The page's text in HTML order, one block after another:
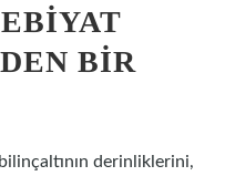
BIR
derinliklerini,